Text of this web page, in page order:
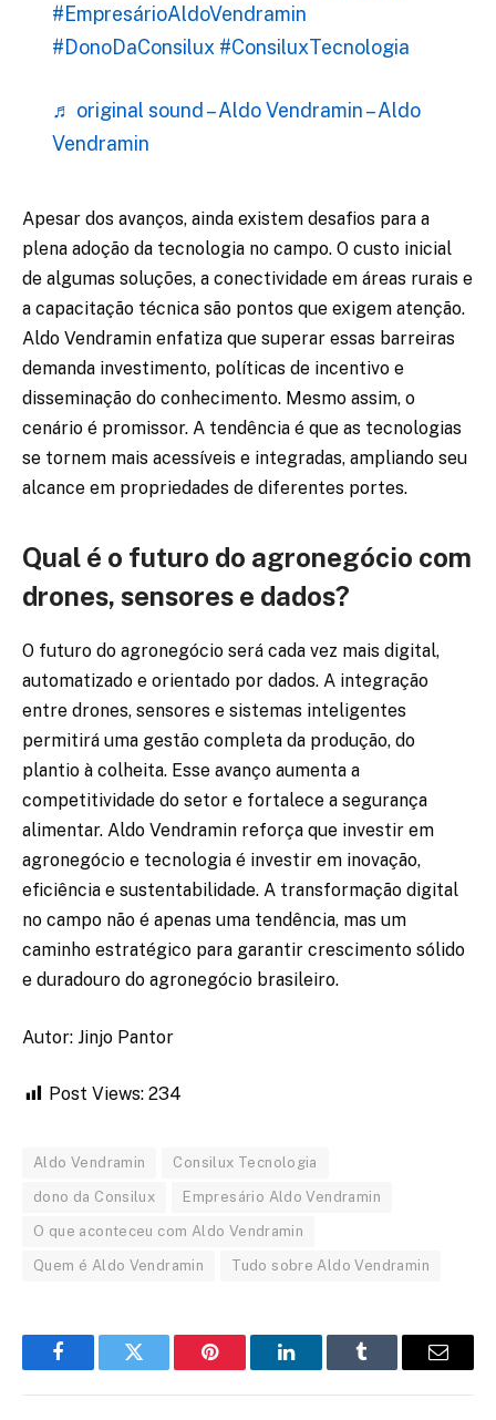
#EmpresárioAldoVendramin
#DonoDaConsilux #ConsiluxTecnologia
♬ original sound – Aldo Vendramin – Aldo
Vendramin
Apesar dos avanços, ainda existem desafios para a
plena adoção da tecnologia no campo. O custo inicial
de algumas soluções, a conectividade em áreas rurais e
a capacitação técnica são pontos que exigem atenção.
Aldo Vendramin enfatiza que superar essas barreiras
demanda investimento, políticas de incentivo e
disseminação do conhecimento. Mesmo assim, o
cenário é promissor. A tendência é que as tecnologias
se tornem mais acessíveis e integradas, ampliando seu
alcance em propriedades de diferentes portes.
Qual é o futuro do agronegócio com
drones, sensores e dados?
O futuro do agronegócio será cada vez mais digital,
automatizado e orientado por dados. A integração
entre drones, sensores e sistemas inteligentes
permitirá uma gestão completa da produção, do
plantio à colheita. Esse avanço aumenta a
competitividade do setor e fortalece a segurança
alimentar. Aldo Vendramin reforça que investir em
agronegócio e tecnologia é investir em inovação,
eficiência e sustentabilidade. A transformação digital
no campo não é apenas uma tendência, mas um
caminho estratégico para garantir crescimento sólido
e duradouro do agronegócio brasileiro.
Autor: Jinjo Pantor
Post Views: 234
Aldo Vendramin Consilux Tecnologia
dono da Consilux Empresário Aldo Vendramin
O que aconteceu com Aldo Vendramin
Quem é Aldo Vendramin Tudo sobre Aldo Vendramin
FacebookTwitter Pinterest LinkedInTumblr Email